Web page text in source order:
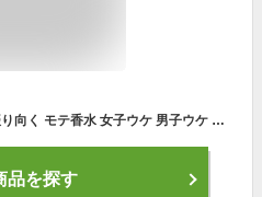
クロノス EDP SP 50ml 異性が振り向く モテ香水 女子ウケ 男子ウケ ユニセックス 香水 金木犀 メンズ レディース 男女兼用 男性 フェロモン ムスク ギフト 女性 誕生日 女友達 プレゼント 彼女 彼氏 ラッピング ローズ ジャスミン 香り
品を探す